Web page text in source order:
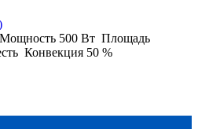
Мощность 500 Вт Площадь
Конвекция 50 %